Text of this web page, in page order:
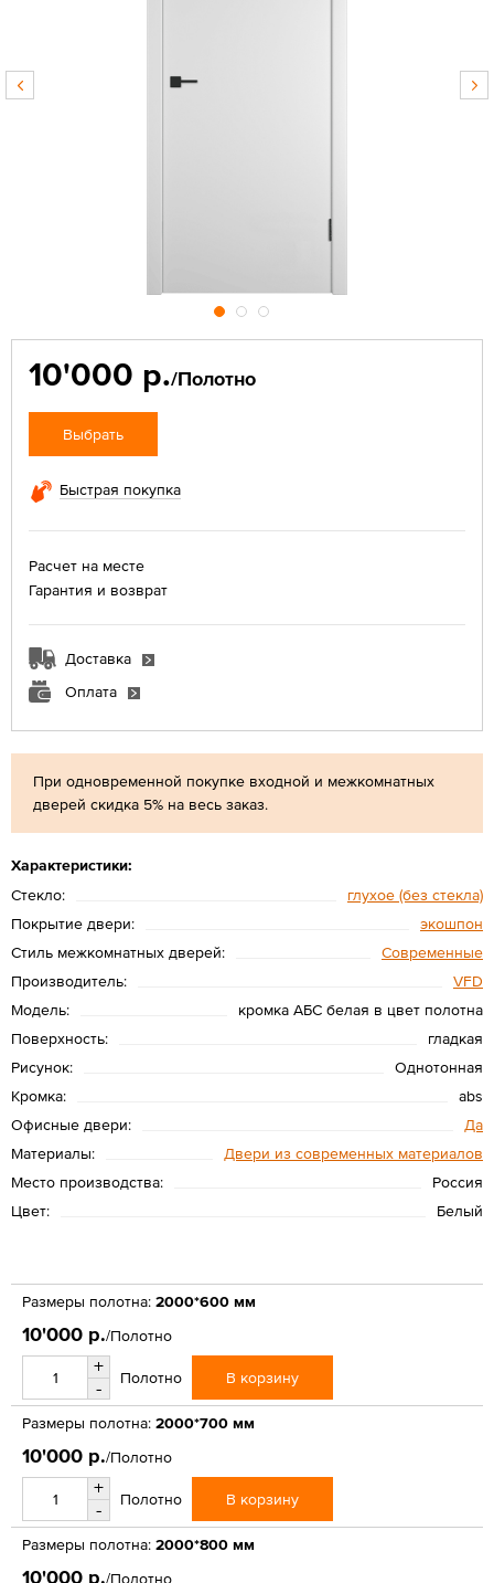
При одновременной покупке входной и межкомнатных
дверей скидка 5% на весь заказ.
Характеристики:
Стекло:
глухое (без стекла)
Покрытие двери:
экошпон
Стиль межкомнатных дверей:
Современные
Производитель:
VFD
Модель:
кромка AБС белая в цвет полотна
Поверхность:
гладкая
Рисунок:
Однотонная
Кромка:
abs
Офисные двери:
Да
Материалы:
Двери из современных материалов
Место производства:
Россия
Цвет:
Белый
10'000 р./Полотно
Выбрать
Быстрая покупка
Расчет на месте
Гарантия и возврат
Доставка
Оплата
Размеры полотна: 2000*600 мм
10'000 р./Полотно
+
-
Полотно В корзину
Размеры полотна: 2000*700 мм
10'000 р./Полотно
+
-
Полотно В корзину
Размеры полотна: 2000*800 мм
10'000 р./Полотно